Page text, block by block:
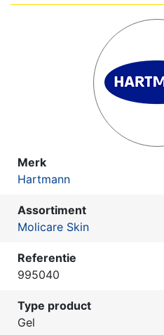
Merk
Hartmann
Assortiment
Molicare Skin
Referentie
995040
Type product
Gel